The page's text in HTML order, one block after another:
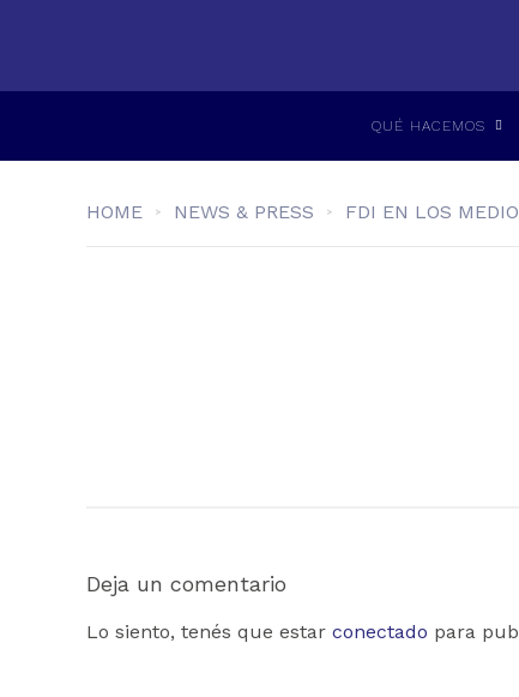
QUÉ HACEMOS
HOME NEWS & PRESS FDI EN LOS
Deja un comentario
Lo siento, tenés que estar conectado para